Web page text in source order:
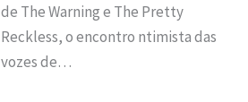
de The Warning e The Pretty
Reckless, o encontro ntimista das
vozes de…